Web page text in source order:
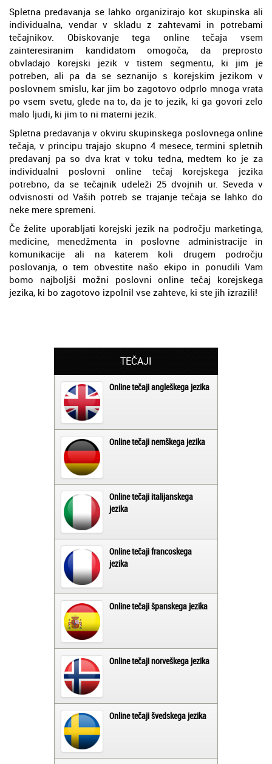
Spletna predavanja se lahko organizirajo kot skupinska ali
individualna, vendar v skladu z zahtevami in potrebami
tečajnikov. Obiskovanje tega online tečaja vsem
zainteresiranim kandidatom omogoča, da preprosto
obvladajo korejski jezik v tistem segmentu, ki jim je
potreben, ali pa da se seznanijo s korejskim jezikom v
poslovnem smislu, kar jim bo zagotovo odprlo mnoga vrata
po vsem svetu, glede na to, da je to jezik, ki ga govori zelo
malo ljudi, ki jim to ni materni jezik.
Spletna predavanja v okviru skupinskega poslovnega online
tečaja, v principu trajajo skupno 4 mesece, termini spletnih
predavanj pa so dva krat v toku tedna, medtem ko je za
individualni poslovni online tečaj korejskega jezika
potrebno, da se tečajnik udeleži 25 dvojnih ur. Seveda v
odvisnosti od Vaših potreb se trajanje tečaja se lahko do
neke mere spremeni.
Če želite uporabljati korejski jezik na področju marketinga,
medicine, menedžmenta in poslovne administracije in
komunikacije ali na katerem koli drugem področju
poslovanja, o tem obvestite našo ekipo in ponudili Vam
bomo najboljši možni poslovni online tečaj korejskega
jezika, ki bo zagotovo izpolnil vse zahteve, ki ste jih izrazili!
TEČAJI
Online tečaji angleškega jezika
Online tečaji nemškega jezika
Online tečaji italijanskega
jezika
Online tečaji francoskega
jezika
Online tečaji španskega jezika
Online tečaji norveškega jezika
Online tečaji švedskega jezika